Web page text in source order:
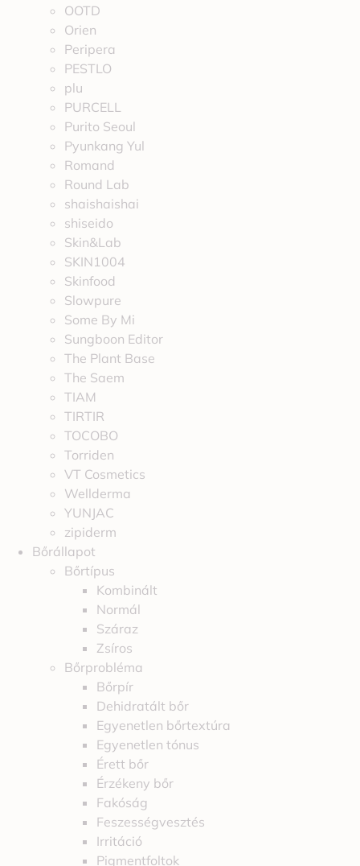
OOTD
Orien
Peripera
PESTLO
plu
PURCELL
Purito Seoul
Pyunkang Yul
Romand
Round Lab
shaishaishai
shiseido
Skin&Lab
SKIN1004
Skinfood
Slowpure
Some By Mi
Sungboon Editor
The Plant Base
The Saem
TIAM
TIRTIR
TOCOBO
Torriden
VT Cosmetics
Wellderma
YUNJAC
zipiderm
Bőrállapot
Bőrtípus
Kombinált
Normál
Száraz
Zsíros
Bőrprobléma
Bőrpír
Dehidratált bőr
Egyenetlen bőrtextúra
Egyenetlen tónus
Érett bőr
Érzékeny bőr
Fakóság
Feszességvesztés
Irritáció
Pigmentfoltok